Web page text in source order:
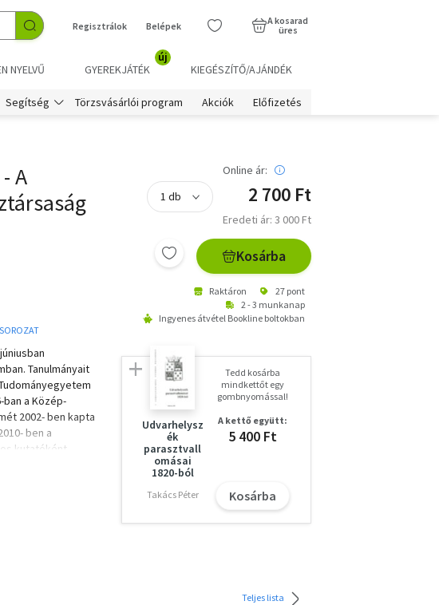
Regisztrálok Belépek
A kosarad
üres
NYELVŰ GYEREKJÁTÉK
új
KIEGÉSZÍTŐ/AJÁNDÉK
Segítség Törzsvásárlói program Akciók Előfizetés
A
Tanulmányait
a Közép-
2002- ben kapta
ben a
kutatóként
Egyetemen,
Tanított
János Főiskolán
Online ár:
2 700 Ft
Eredeti ár: 3 000 Ft
Kosárba
Raktáron
27 pont
2 - 3 munkanap
Ingyenes átvétel Bookline boltokban
Udvarhelysz
ék
parasztvall
omásai
1820-ból
Takács Péter
Tedd kosárba
mindkettőt egy
gombnyomással!
A kettő együtt:
5 400 Ft
Kosárba
Teljes lista